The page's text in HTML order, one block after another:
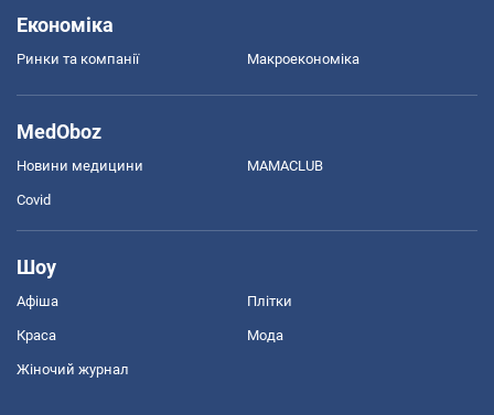
Економіка
Ринки та компанії Макроекономіка
MedOboz
Новини медицини MAMACLUB
Covid
Шоу
Афіша Плітки
Краса Мода
Жіночий журнал